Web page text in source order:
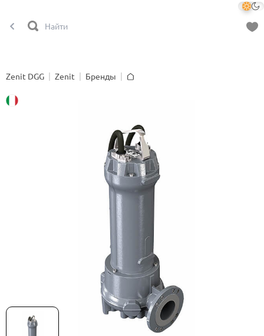
Zenit DGG Zenit
Бренды
Погружной фекальный насос Zenit DGG
400/4/100 D0ET5 NC Q TS 2SIC 10 400 IN-6, артикул